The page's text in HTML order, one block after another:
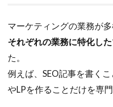
する
ップ
3：実
践す
マーケティングの業務が
それぞれの業務に特化し
た。
例えば、SEO記事を書く
やLPを作ることだけを専